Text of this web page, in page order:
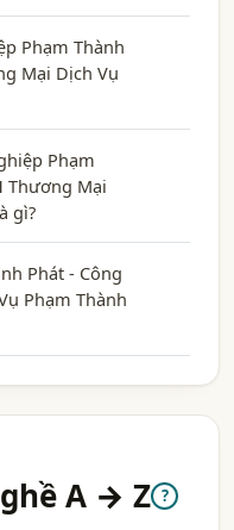
Phạm Thành
Mại Dịch Vụ
Phạm
Thương Mại
gì?
Phát - Công
Phạm Thành
A → Z ?